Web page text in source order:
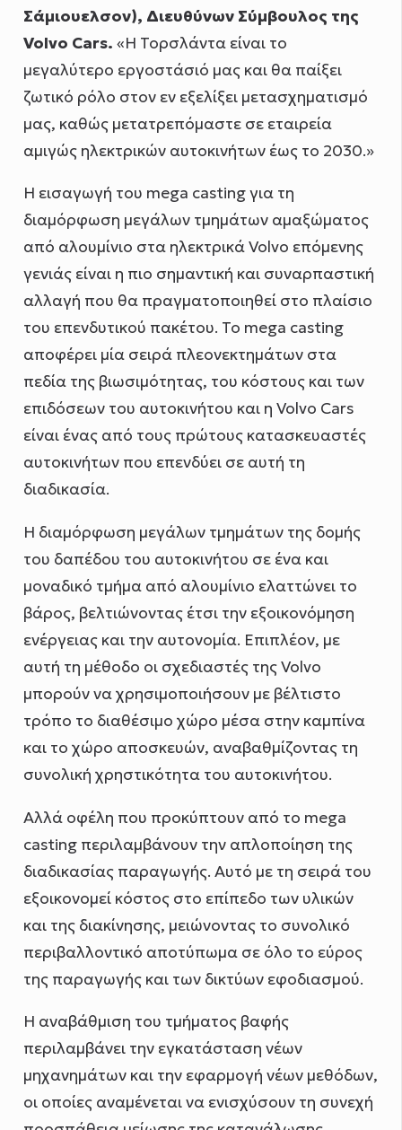
Σάμιουελσον), Διευθύνων Σύμβουλος της
Volvo Cars. «Η Τορσλάντα είναι το
μεγαλύτερο εργοστάσιό μας και θα παίξει
ζωτικό ρόλο στον εν εξελίξει μετασχηματισμό
μας, καθώς μετατρεπόμαστε σε εταιρεία
αμιγώς ηλεκτρικών αυτοκινήτων έως το 2030.»
Η εισαγωγή του mega casting για τη
διαμόρφωση μεγάλων τμημάτων αμαξώματος
από αλουμίνιο στα ηλεκτρικά Volvo επόμενης
γενιάς είναι η πιο σημαντική και συναρπαστική
αλλαγή που θα πραγματοποιηθεί στο πλαίσιο
του επενδυτικού πακέτου. Το mega casting
αποφέρει μία σειρά πλεονεκτημάτων στα
πεδία της βιωσιμότητας, του κόστους και των
επιδόσεων του αυτοκινήτου και η Volvo Cars
είναι ένας από τους πρώτους κατασκευαστές
αυτοκινήτων που επενδύει σε αυτή τη
διαδικασία.
Η διαμόρφωση μεγάλων τμημάτων της δομής
του δαπέδου του αυτοκινήτου σε ένα και
μοναδικό τμήμα από αλουμίνιο ελαττώνει το
βάρος, βελτιώνοντας έτσι την εξοικονόμηση
ενέργειας και την αυτονομία. Επιπλέον, με
αυτή τη μέθοδο οι σχεδιαστές της Volvo
μπορούν να χρησιμοποιήσουν με βέλτιστο
τρόπο το διαθέσιμο χώρο μέσα στην καμπίνα
και το χώρο αποσκευών, αναβαθμίζοντας τη
συνολική χρηστικότητα του αυτοκινήτου.
Αλλά οφέλη που προκύπτουν από το mega
casting περιλαμβάνουν την απλοποίηση της
διαδικασίας παραγωγής. Αυτό με τη σειρά του
εξοικονομεί κόστος στο επίπεδο των υλικών
και της διακίνησης, μειώνοντας το συνολικό
περιβαλλοντικό αποτύπωμα σε όλο το εύρος
της παραγωγής και των δικτύων εφοδιασμού.
Η αναβάθμιση του τμήματος βαφής
περιλαμβάνει την εγκατάσταση νέων
μηχανημάτων και την εφαρμογή νέων μεθόδων,
οι οποίες αναμένεται να ενισχύσουν τη συνεχή